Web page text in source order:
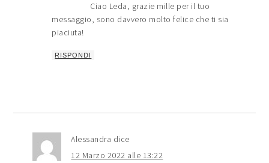
Ciao Leda, grazie mille per il tuo
messaggio, sono davvero molto felice che ti sia
piaciuta!
RISPONDI
Alessandra dice
12 Marzo 2022 alle 13:22